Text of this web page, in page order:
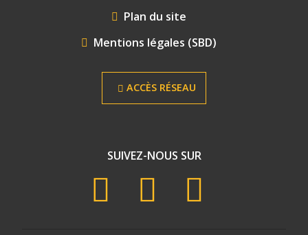
Plan du site
Mentions légales (SBD)
ACCÈS RÉSEAU
SUIVEZ-NOUS SUR